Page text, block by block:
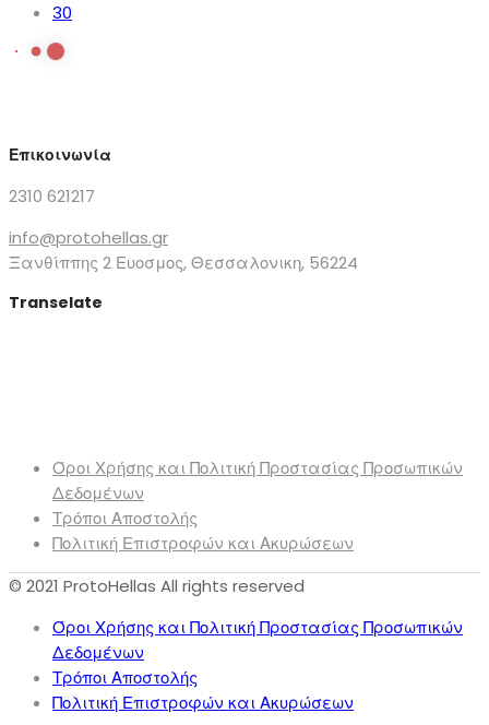
30
Επικοινωνία
2310 621217
info@protohellas.gr
Ξανθίππης 2 Ευοσμος, Θεσσαλονικη, 56224
Transelate
Όροι Χρήσης και Πολιτική Προστασίας Προσωπικών
Δεδομένων
Τρόποι Αποστολής
Πολιτική Επιστροφών και Ακυρώσεων
© 2021 ProtoHellas All rights reserved
Όροι Χρήσης και Πολιτική Προστασίας Προσωπικών
Δεδομένων
Τρόποι Αποστολής
Πολιτική Επιστροφών και Ακυρώσεων